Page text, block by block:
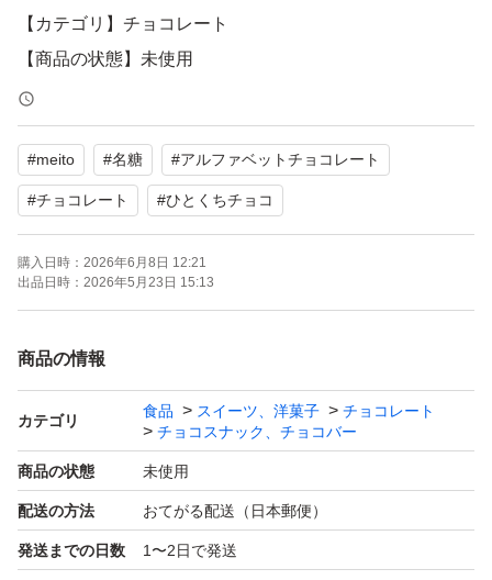
【カテゴリ】チョコレート
【商品の状態】未使用
【カラー】ブラウン系
ゆうパケットポストミニに直接入れ24時間以内発送しま
す。
#meito #名糖 #アルファベットチョコレート
#チョコレート #ひとくちチョコ
購入日時： 2026年6月8日 12:21
出品日時： 2026年5月23日 15:13
商品の情報
カテゴリ
食品 スイーツ、洋菓子
チョコレート
チョコスナック、チョコバー
商品の状態 未使用
配送の方法 おてがる配送（日本郵便）
発送までの日数 1〜2日で発送